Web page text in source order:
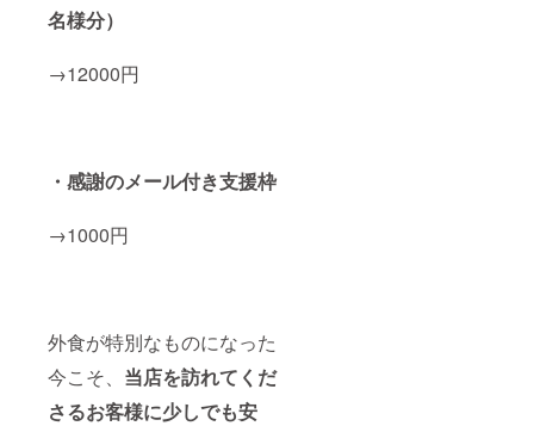
名様分）
→12000円
・感謝のメール付き支援枠
→1000円
外食が特別なものになった
今こそ、 当店を訪れてくだ
さるお客様に少しでも安